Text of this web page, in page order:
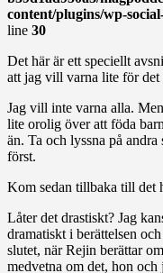
content/plugins/wp-
line 30
Det här är ett speciellt
att jag vill varna lite för det
Jag vill inte varna alla.
lite orolig över att föda
än. Ta och lyssna på
först.
Kom sedan tillbaka till det
Låter det drastiskt? Jag
dramatiskt i berättelsen
slutet, när Rejin berättar
medvetna om det, hon